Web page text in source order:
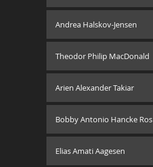
Andrea Halskov-Jensen
Theodor Philip MacDonald
Arien Alexander Takiar
Bobby Antonio Hancke Ros
Elias Amati Aagesen